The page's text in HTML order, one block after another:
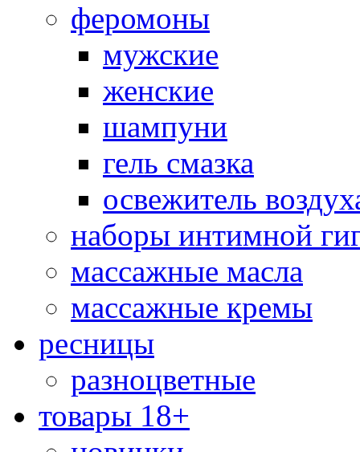
феромоны
мужские
женские
шампуни
гель смазка
освежитель
наборы интимной
массажные масла
массажные кремы
ресницы
разноцветные
товары 18+